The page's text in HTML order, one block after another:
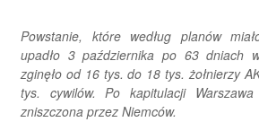
Powstanie, które według planów
upadło 3 października po 63 dniach
zginęło od 16 tys. do 18 tys. żołnierzy
tys. cywilów. Po kapitulacji Warszawa
zniszczona przez Niemców.